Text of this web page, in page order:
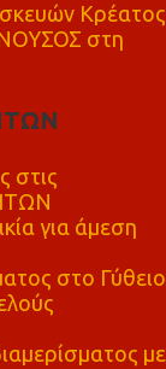
Κρέατος
στη
στις
για άμεση
στο Γύθειο
με